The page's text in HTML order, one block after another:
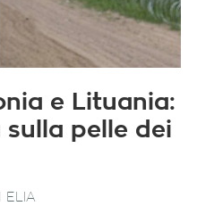
e Lituania:
sulla pelle dei
ELIA